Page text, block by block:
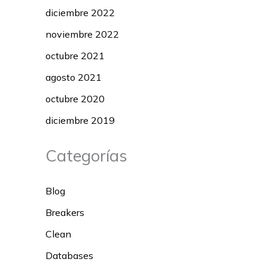
diciembre 2022
noviembre 2022
octubre 2021
agosto 2021
octubre 2020
diciembre 2019
Categorías
Blog
Breakers
Clean
Databases